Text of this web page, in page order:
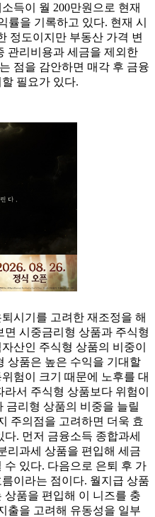
득이 월 200만원으로 현재
률을 기록하고 있다. 현재 시
정도이지만 부동산 가격 변
관리비용과 세금을 제외한
점을 감안하면 매각 후 금융
필요가 있다.
시기를 고려한 재조정을 해
시중금리형 상품과 주식형
산인 주식형 상품의 비중이
상품은 높은 수익을 기대할
험이 크기 때문에 노후를 대
서 주식형 상품보다 위험이
금리형 상품의 비중을 늘릴
주의점을 고려하면 더욱 효
. 먼저 금융소득 종합과세
리과세 상품을 편입해 세금
있다. 다음으로 은퇴 후 가
이라는 점이다. 월지급 상품
상품을 편입해 이 니즈를 충
출을 고려해 유동성을 일부